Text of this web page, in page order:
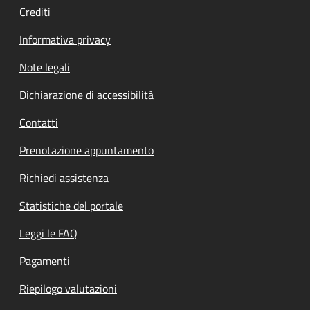
Crediti
Informativa privacy
Note legali
Dichiarazione di accessibilità
Contatti
Prenotazione appuntamento
Richiedi assistenza
Statistiche del portale
Leggi le FAQ
Pagamenti
Riepilogo valutazioni